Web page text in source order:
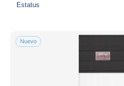
Estatus
Nuevo